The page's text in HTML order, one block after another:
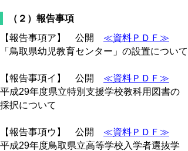
（２）報告事項
【報告事項ア】 公開 ≪資料ＰＤＦ≫
「鳥取県幼児教育センター」の設置について
【報告事項イ】 公開 ≪資料ＰＤＦ≫
平成29年度県立特別支援学校教科用図書の
採択について
【報告事項ウ】 公開 ≪資料ＰＤＦ≫
平成29年度鳥取県立高等学校入学者選抜学